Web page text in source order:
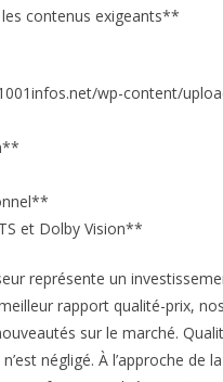
contenus exigeants**
wp-content/
et Dolby Vision**
représente un
rapport qualité-prix,
sur le marché.
négligé. À l’approche